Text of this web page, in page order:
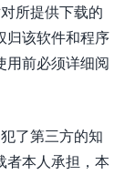
所提供下载的
归该软件和程序
用前必须详细阅
了第三方的知
者本人承担，本